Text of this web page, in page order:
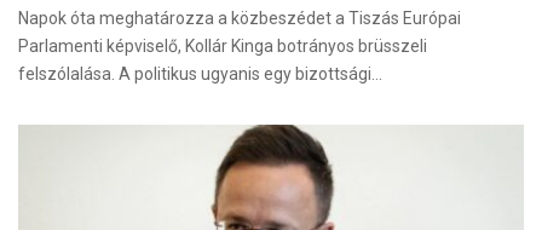
Napok óta meghatározza a közbeszédet a Tiszás Európai
Parlamenti képviselő, Kollár Kinga botrányos brüsszeli
felszólalása. A politikus ugyanis egy bizottsági…